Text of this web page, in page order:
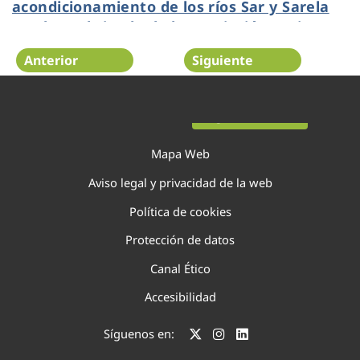
acondicionamiento de los ríos Sar y Sarela
con la ecobrigada de la Asociación Amicos
Anterior Siguiente
Mapa Web
Aviso legal y privacidad de la web
Política de cookies
Protección de datos
Canal Ético
Accesibilidad
Síguenos en: